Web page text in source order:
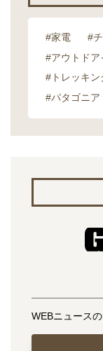
#家電 #
#アウトドア
#トレッキン
#パタゴニア
WEBニュース